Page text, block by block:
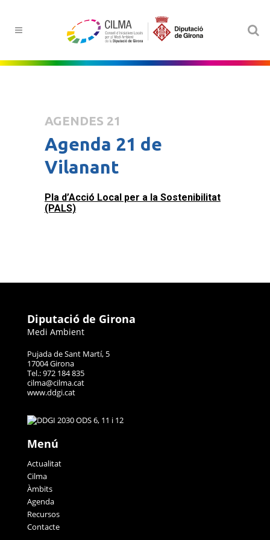
AGENDES 21
Agenda 21 de
Vilanant
Pla d’Acció Local per a la Sostenibilitat
(PALS)
Diputació de Girona
Medi Ambient
Pujada de Sant Martí, 5
17004 Girona
Tel.: 972 184 835
cilma@cilma.cat
www.ddgi.cat
Menú
Actualitat
Cilma
Àmbits
Agenda
Recursos
Contacte